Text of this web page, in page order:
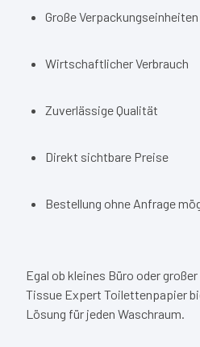
Große Verpackungseinheiten
Wirtschaftlicher Verbrauch
Zuverlässige Qualität
Direkt sichtbare Preise
Bestellung ohne Anfrage
Egal ob kleines Büro oder
Tissue Expert Toilettenpapier
Lösung für jeden Waschraum.